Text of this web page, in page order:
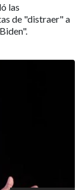
las
de "distraer" a